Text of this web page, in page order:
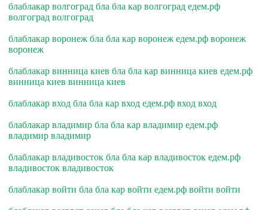
блаблакар волгоград бла бла кар волгоград едем.рф
волгоград волгоград
блаблакар воронеж бла бла кар воронеж едем.рф воронеж
воронеж
блаблакар винница киев бла бла кар винница киев едем.рф
винница киев винница киев
блаблакар вход бла бла кар вход едем.рф вход вход
блаблакар владимир бла бла кар владимир едем.рф
владимир владимир
блаблакар владивосток бла бла кар владивосток едем.рф
владивосток владивосток
блаблакар войти бла бла кар войти едем.рф войти войти